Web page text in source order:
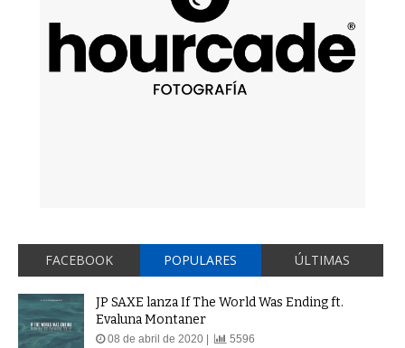
FACEBOOK POPULARES ÚLTIMAS
JP SAXE lanza If The World Was Ending ft.
Evaluna Montaner
08 de abril de 2020 | 5596